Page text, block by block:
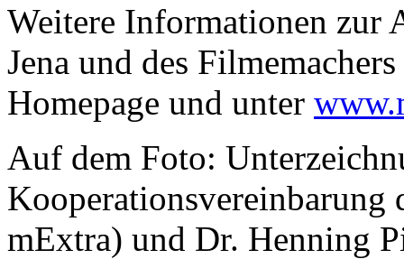
Weitere Informationen zur
Jena und des
Homepage und unter
Auf dem Foto:
mExtra) und Dr. Henning